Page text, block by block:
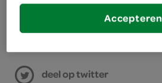
bereiden
deel op twitter
Accepteren